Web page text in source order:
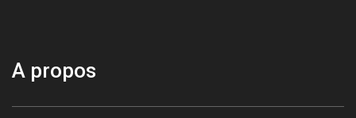
A propos